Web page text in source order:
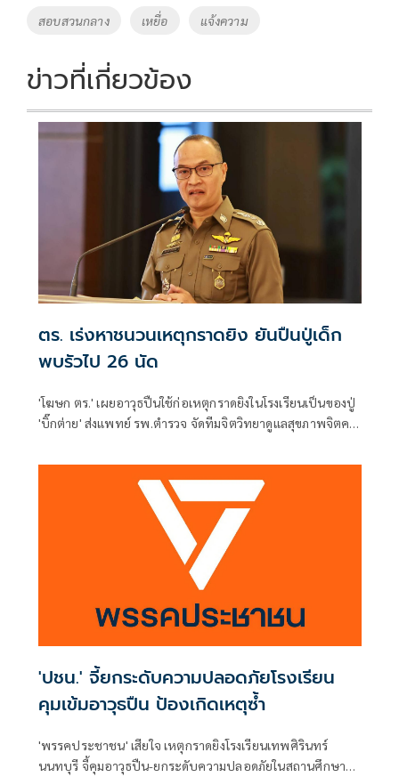
k k
สอบสวนกลาง เหยื่อ แจ้งความ
ข่าวที่เกี่ยวข้อง
ตร. เร่งหาชนวนเหตุกราดยิง ยันปืนปู่เด็ก
พบรัวไป 26 นัด
'โฆษก ตร.' เผยอาวุธปืนใช้ก่อเหตุกราดยิงในโรงเรียนเป็นของปู่
'บิ๊กต่าย' ส่งแพทย์ รพ.ตำรวจ จัดทีมจิตวิทยาดูแลสุขภาพจิตครู
'ปชน.' จี้ยกระดับความปลอดภัยโรงเรียน
คุมเข้มอาวุธปืน ป้องเกิดเหตุซ้ำ
'พรรคประชาชน' เสียใจ เหตุกราดยิงโรงเรียนเทพศิรินทร์
นนทบุรี จี้คุมอาวุธปืน-ยกระดับความปลอดภัยในสถานศึกษา